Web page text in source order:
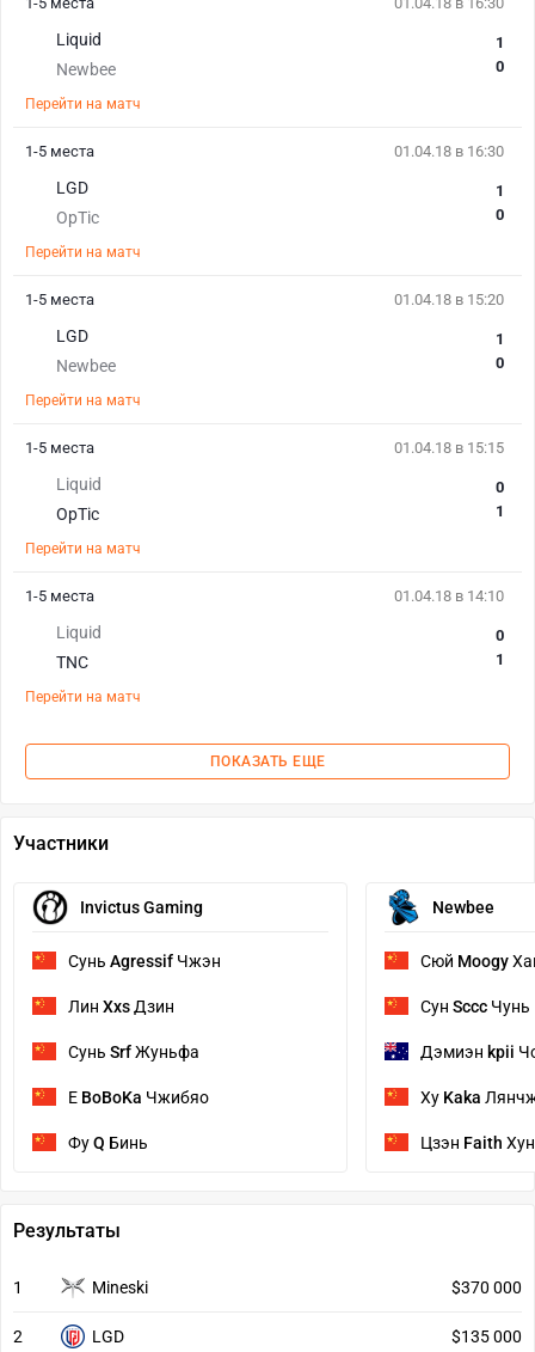
Liquid
Newbee
1
0
Перейти на матч
01.04.18 в 16:30
LGD
OpTic
1
0
Перейти на матч
1-5 места
01.04.18 в 15:20
LGD
Newbee
1
0
Перейти на матч
1-5 места
01.04.18 в 15:15
Liquid
OpTic
0
1
Перейти на матч
1-5 места
01.04.18 в 14:10
Liquid
TNC
0
1
Перейти на матч
1-5 места
ПОКАЗАТЬ ЕЩЕ
Участники
Invictus Gaming
Сунь Agressif Чжэн
Лин Xxs Дзин
Сунь SrfЖуньфа
Е BoBoKa Чжибяо
ФуQ Бинь
Newbee
Сюй Moogy
Сун Sccc Чунь
Дэмиэн kpii
Ху Kaka
Цзэн Faith
Результаты
1 Mineski $370 000
2 LGD $135 000